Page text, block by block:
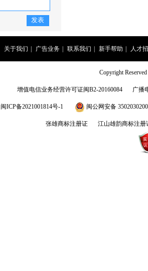
关于我们 广告业务 联系我们 新手帮助 人才
Copyright
增值电信业务经营许可证闽B2-20160084 广播
闽ICP备2021001814号-1 闽公网安备
张雄商标注册证 江山雄韵商标注册